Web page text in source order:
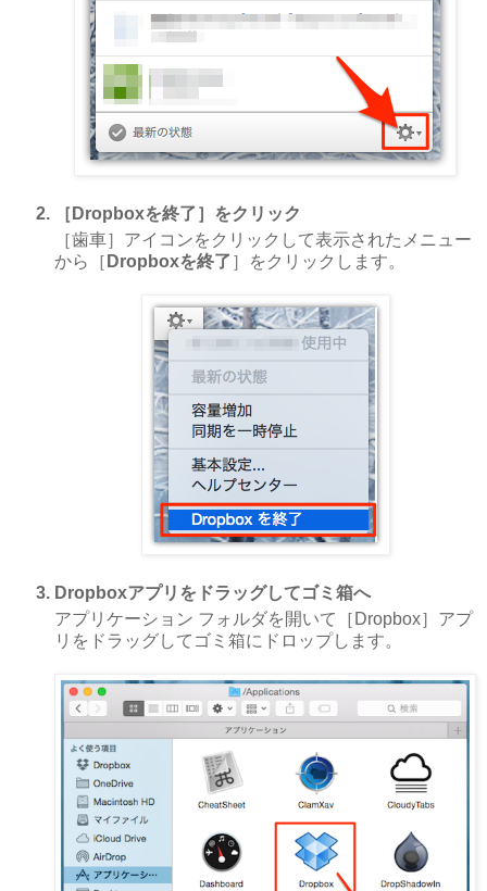
［Dropboxを終了］をクリック
［歯車］アイコンをクリックして表示されたメニュー
から［ Dropboxを終了 ］をクリックします。
Dropboxアプリをドラッグしてゴミ箱へ
アプリケーション フォルダを開いて［Dropbox］アプ
リをドラッグしてゴミ箱にドロップします。